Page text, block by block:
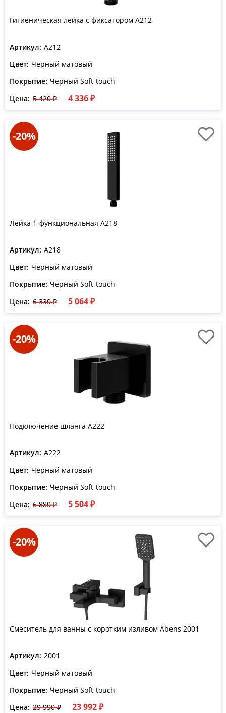
Гигиеническая лейка с фиксатором A212
Артикул: A212
Цвет: Черный матовый
Покрытие: Черный Soft-touch
Цена: 5 420 ₽ 4 336 ₽
-20%
Лейка 1-функциональная A218
Артикул: A218
Цвет: Черный матовый
Покрытие: Черный Soft-touch
Цена: 6 330 ₽ 5 064 ₽
-20%
Подключение шланга A222
Артикул: A222
Цвет: Черный матовый
Покрытие: Черный Soft-touch
Цена: 6 880 ₽ 5 504 ₽
-20%
Смеситель для ванны с коротким изливом Abens 2001
Артикул: 2001
Цвет: Черный матовый
Покрытие: Черный Soft-touch
Цена: 29 990 ₽ 23 992 ₽